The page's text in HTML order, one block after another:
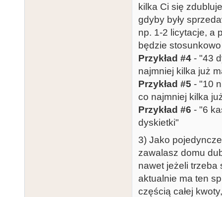
kilka Ci się
gdyby były
np. 1-2 licytacje, a
będzie
Przykład #4 - "43
najmniej kilka już
Przykład #5 - "10
co najmniej kilka
Przykład #6 - "6
dyskietki"
3) Jako
zawalasz domu
nawet jeżeli trzeba
aktualnie ma ten
częścią całej